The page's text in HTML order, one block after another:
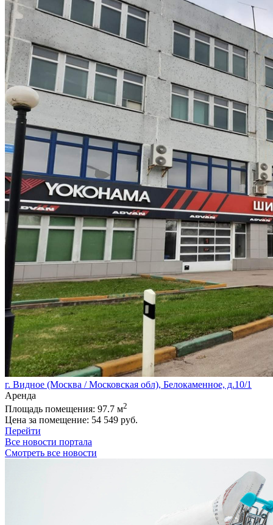
г. Видное (Москва / Московская обл), Белокаменное, д.10/1
Аренда
Площадь помещения: 97.7 м2
Цена за помещение: 54 549 руб.
Перейти
Все новости портала
Смотреть все новости